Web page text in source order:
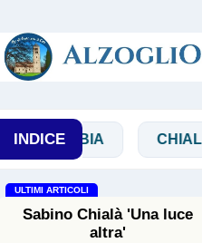
INDICE CHIALÀ
ULTIMI ARTICOLI
Sabino Chialà 'Una luce
altra'